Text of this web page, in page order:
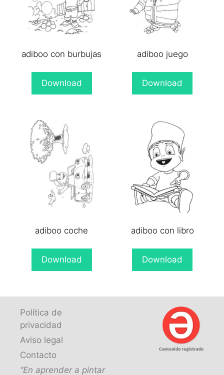
adiboo con burbujas
Download
adiboo juego
Download
adiboo coche
Download
adiboo con libro
Download
Política de
privacidad
Aviso legal
Contacto
“En aprender a pintar